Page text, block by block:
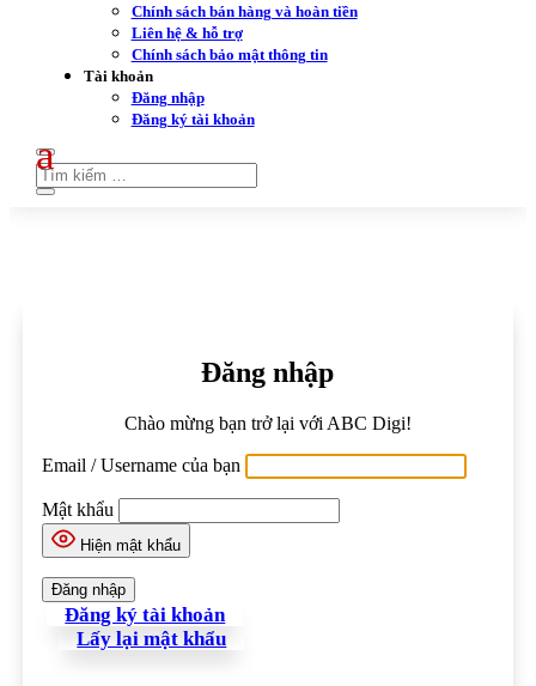
Chính sách bán hàng và hoàn tiền
Liên hệ & hỗ trợ
Chính sách bảo mật thông tin
Tài khoản
Đăng nhập
Đăng ký tài khoản
Đăng nhập
Chào mừng bạn trở lại với ABC Digi!
Email / Username của bạn
Mật khẩu
Hiện mật khẩu
Đăng ký tài khoản
Lấy lại mật khẩu